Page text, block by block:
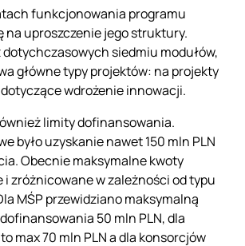
funkcjonowania programu
na uproszczenie jego struktury.
siedmiu modułów,
główne typy projektów: na projekty
wdrożenie innowacji.
limity dofinansowania.
było uzyskanie nawet 150 mln PLN
Obecnie maksymalne kwoty
i zróżnicowane w zależności od typu
MŚP przewidziano maksymalną
50 mln PLN, dla
max 70 mln PLN a dla konsorcjów